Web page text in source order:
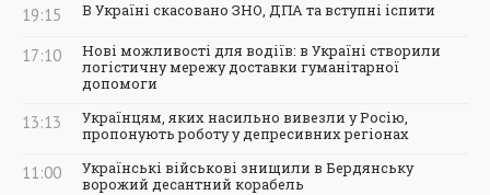
19:15 В Україні скасовано ЗНО, ДПА та вступні іспити
17:10
Нові можливості для водіїв: в Україні створили
логістичну мережу доставки гуманітарної
допомоги
13:13
Українцям, яких насильно вивезли у Росію,
пропонують роботу у депресивних регіонах
11:00
Українські військові знищили в Бердянську
ворожий десантний корабель